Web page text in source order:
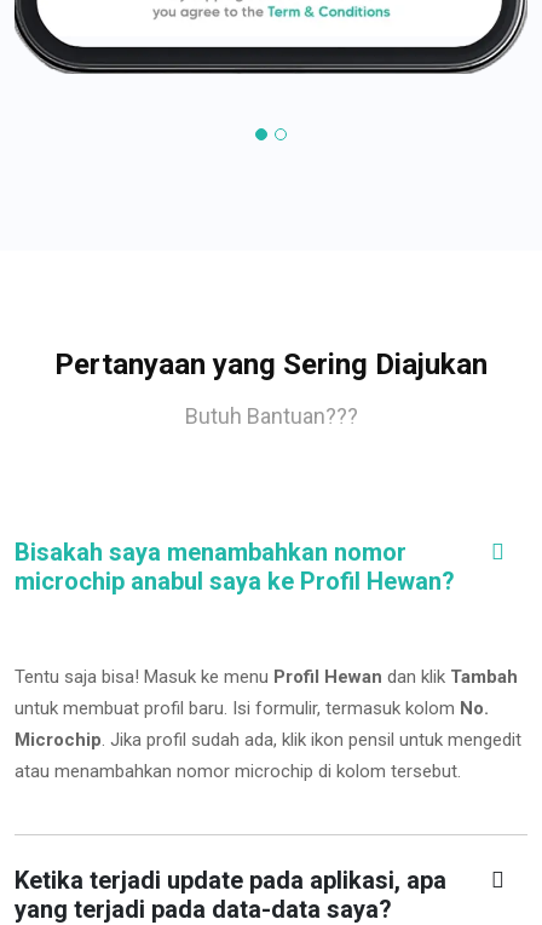
Pertanyaan yang Sering Diajukan
Butuh Bantuan???
Bisakah saya menambahkan nomor
microchip anabul saya ke Profil Hewan?
Tentu saja bisa! Masuk ke menu Profil Hewan dan klik Tambah
untuk membuat profil baru. Isi formulir, termasuk kolom No.
Microchip. Jika profil sudah ada, klik ikon pensil untuk mengedit
atau menambahkan nomor microchip di kolom tersebut.
Ketika terjadi update pada aplikasi, apa
yang terjadi pada data-data saya?